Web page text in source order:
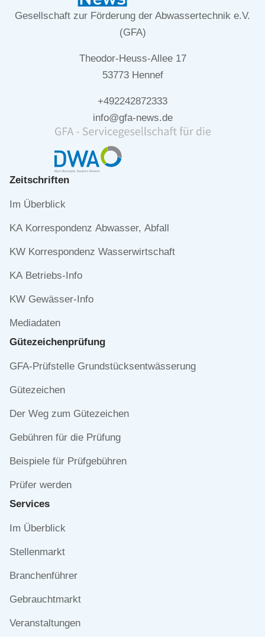
Gesellschaft zur Förderung der Abwassertechnik e.V.
(GFA)
Theodor-Heuss-Allee 17
53773 Hennef
+492242872333
info@gfa-news.de
Zeitschriften
Navigation
Im Überblick
KA Korrespondenz Abwasser, Abfall
KW Korrespondenz Wasserwirtschaft
KA Betriebs-Info
KW Gewässer-Info
Mediadaten
Gütezeichen­prüfung
Navigation
GFA-Prüfstelle Grundstücksentwässerung
Gütezeichen
Der Weg zum Gütezeichen
Gebühren für die Prüfung
Beispiele für Prüfgebühren
Prüfer werden
Services
Navigation
Im Überblick
Stellenmarkt
Branchenführer
Gebrauchtmarkt
Veranstaltungen